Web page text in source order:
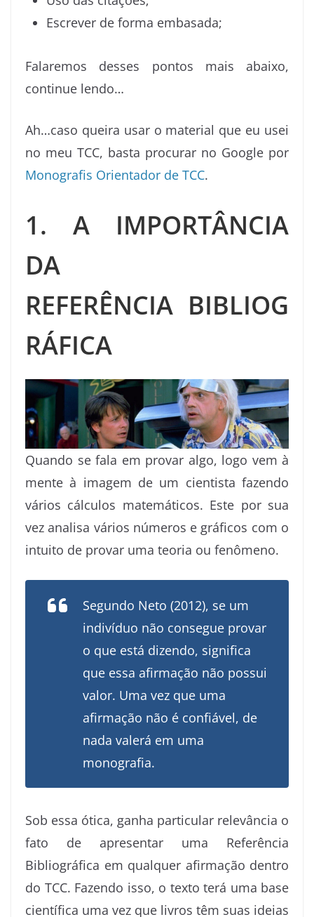
Escrever de forma embasada;
Falaremos desses pontos mais abaixo,
continue lendo…
Ah…caso queira usar o material que eu usei
no meu TCC, basta procurar no Google por
Monografis Orientador de TCC.
1. A IMPORTÂNCIA
DA
REFERÊNCIA BIBLIOG
RÁFICA
Quando se fala em provar algo, logo vem à
mente à imagem de um cientista fazendo
vários cálculos matemáticos. Este por sua
vez analisa vários números e gráficos com o
intuito de provar uma teoria ou fenômeno.
Segundo Neto (2012), se um
indivíduo não consegue provar
o que está dizendo, significa
que essa afirmação não possui
valor. Uma vez que uma
afirmação não é confiável, de
nada valerá em uma
monografia.
Sob essa ótica, ganha particular relevância o
fato de apresentar uma Referência
Bibliográfica em qualquer afirmação dentro
do TCC. Fazendo isso, o texto terá uma base
científica uma vez que livros têm suas ideias